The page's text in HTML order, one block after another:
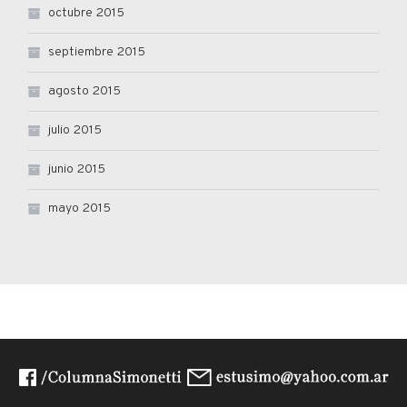
octubre 2015
septiembre 2015
agosto 2015
julio 2015
junio 2015
mayo 2015